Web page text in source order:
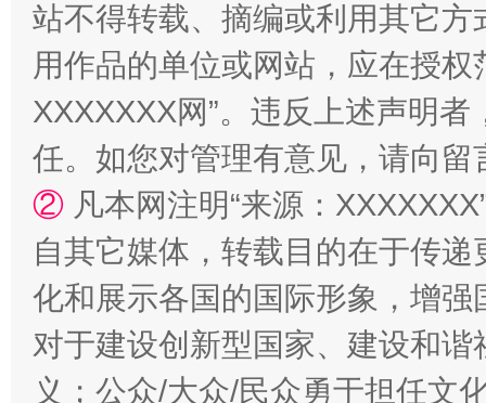
站不得转载、摘编或利用其它
用作品的单位或网站，应在授
XXXXXXX网”。违反上述声明
任。如您对管理有意见，请向
② 凡本网注明“来源：
自其它媒体，转载目的在于传
化和展示各国的国际形象，增
对于建设创新型国家、建设和
义；公众/大众/民众勇于担任文